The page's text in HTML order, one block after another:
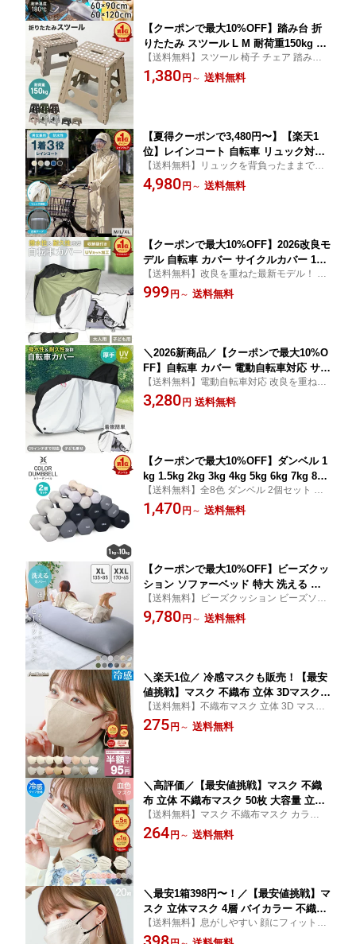
【クーポンで最大10%OFF】踏み台 折
りたたみ スツール L M 耐荷重150kg 脚
立 いす イス 椅子 ステップ台 おしゃれ
コンパクト 子ども 子供 ステップ 踏み
【送料無料】スツール 椅子 チェア 踏み台
折りたたみ ステップ 脚立 耐荷重は150kg
大人も使える便利な踏み台や折りたたみの
1,380円 ～ 送料無料
【夏得クーポンで3,480円〜】【楽天1
位】レインコート 自転車 リュック対応
ヘルメット対応 バイザー付き レインポ
ンチョ メンズ レディース 軽量 防水 通
【送料無料】リュックを背負ったままでも
楽に着られる 通勤 通学におすすめレインコ
ート 大きいつば レインポンチョ 男女兼用
4,980円 ～ 送料無料
【クーポンで最大10%OFF】2026改良モ
デル 自転車 カバー サイクルカバー 14-2
9インチ対応 自転車カバー 子供用 子供
自転車カバー 折りたたみ自転車 電動自
【送料無料】改良を重ねた最新モデル！ 自
転車カバー サイクルカバー 自転車 カバー
雨 紫外線 ほこり から大切な自転車を守
999円 ～ 送料無料
＼2026新商品／【クーポンで最大10%O
FF】自転車 カバー 電動自転車対応 サイ
クルカバー 29インチ対応 自転車カバー
後ろ 子供乗せ 対応 ハイバック 厚手 防
【送料無料】電動自転車対応 改良を重ねた
最新モデル！ 子供乗せ 防水 撥水 自転車カ
バー おしゃれ バイク 原付 軽量 風飛び防止
3,280円 送料無料
【クーポンで最大10%OFF】ダンベル 1
kg 1.5kg 2kg 3kg 4kg 5kg 6kg 7kg 8kg
10kg 2個セット カラーダンベル 鉄アレ
イ ダンベル コンパクト おしゃれ かわ
【送料無料】全8色 ダンベル 2個セット 鉄
アレイ エクササイズ フィットネス 扱いや
すい小さめサイズ＆可愛いデザイン！使用
1,470円 ～ 送料無料
【クーポンで最大10%OFF】ビーズクッ
ション ソファーベッド 特大 洗える カ
バー ビーズ クッション ソファ もちも
ち 大きい 寝れる 座椅子 おしゃれ ビー
【送料無料】ビーズクッション ビーズソフ
ァー クッションソファ お洒落 可愛い クッ
ション 一人掛け ソファ リビングソファ マ
9,780円 ～ 送料無料
＼楽天1位／ 冷感マスクも販売！【最安
値挑戦】マスク 不織布 立体 3Dマスク 8
0枚 大容量 立体マスク 不織布マスク 子
供 夏用マスク 冷感マスク 小顔マスク
【送料無料】不織布マスク 立体 3D マスク
立体 立体マスク 3Dマスク 不織布 カラーマ
スク バイカラーマスク バイカラー おしゃ
275円 ～ 送料無料
＼高評価／【最安値挑戦】マスク 不織
布 立体 不織布マスク 50枚 大容量 立体
マスク 3Dマスク 血色マスク 小顔マスク
血色マスク くちばし マスク バイカラー
【送料無料】マスク 不織布マスク カラーマ
スク やわらかマスク 血色マスク 在庫あり 3
層構造 耳が痛くなりにくい ファッションマ
264円 ～ 送料無料
＼最安1箱398円〜！／【最安値挑戦】マ
スク 立体マスク 4層 バイカラー 不織布
マスク カラー 3Dマスク 血色マスク 3D
マスク 不織布 立体 カラーマスク くち
【送料無料】息がしやすい 顔にフィットす
る3D立体デザインの 不織布マスク 3Dマス